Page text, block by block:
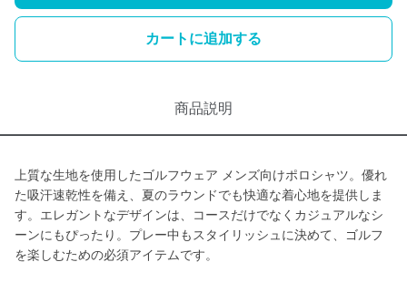
カートに追加する
商品説明
上質な生地を使用したゴルフウェア メンズ向けポロシャツ。優れ
た吸汗速乾性を備え、夏のラウンドでも快適な着心地を提供しま
す。エレガントなデザインは、コースだけでなくカジュアルなシ
ーンにもぴったり。プレー中もスタイリッシュに決めて、ゴルフ
を楽しむための必須アイテムです。